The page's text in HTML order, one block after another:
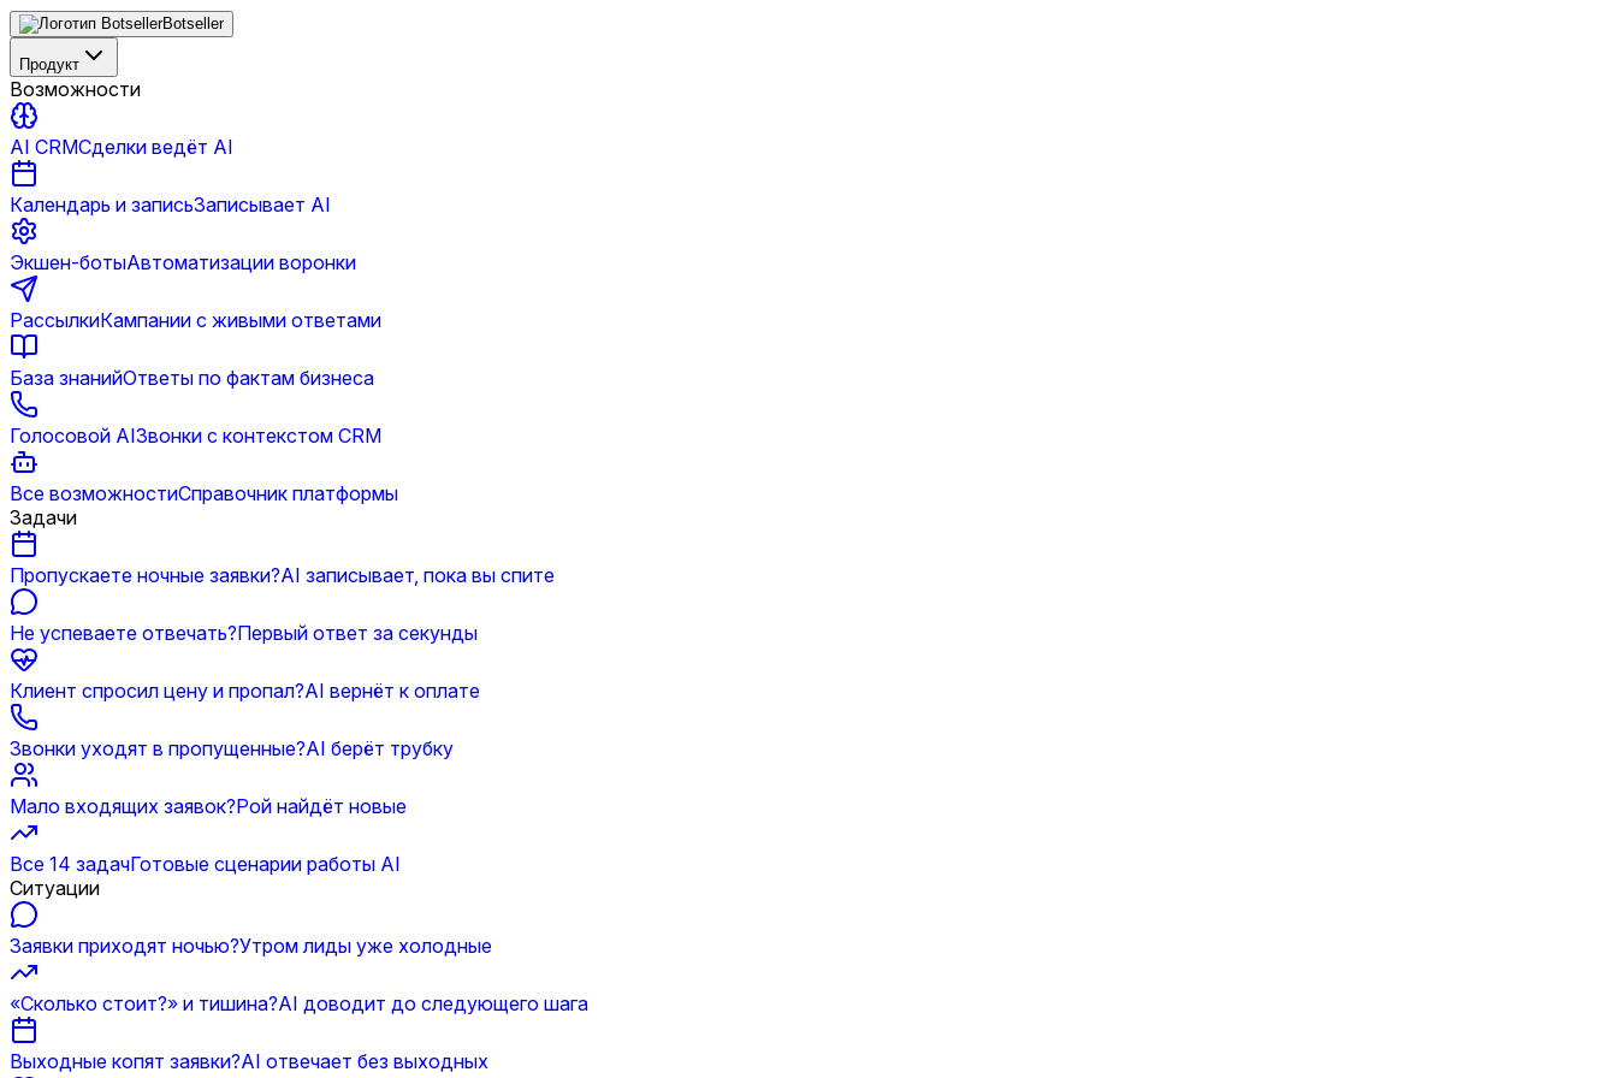
Botseller
Продукт
Возможности
AI CRMСделки ведёт AI
Календарь и записьЗаписывает AI
Экшен-ботыАвтоматизации воронки
РассылкиКампании с живыми ответами
База знанийОтветы по фактам бизнеса
Голосовой AIЗвонки с контекстом CRM
Все возможностиСправочник платформы
Задачи
Пропускаете ночные заявки?AI записывает, пока вы спите
Не успеваете отвечать?Первый ответ за секунды
Клиент спросил цену и пропал?AI вернёт к оплате
Звонки уходят в пропущенные?AI берёт трубку
Мало входящих заявок?Рой найдёт новые
Все 14 задачГотовые сценарии работы AI
Ситуации
Заявки приходят ночью?Утром лиды уже холодные
«Сколько стоит?» и тишина?AI доводит до следующего шага
Выходные копят заявки?AI отвечает без выходных